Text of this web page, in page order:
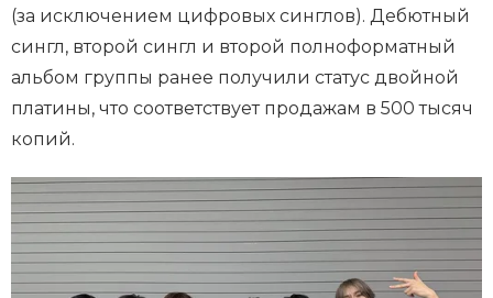
(за исключением цифровых синглов). Дебютный
сингл, второй сингл и второй полноформатный
альбом группы ранее получили статус двойной
платины, что соответствует продажам в 500 тысяч
копий.